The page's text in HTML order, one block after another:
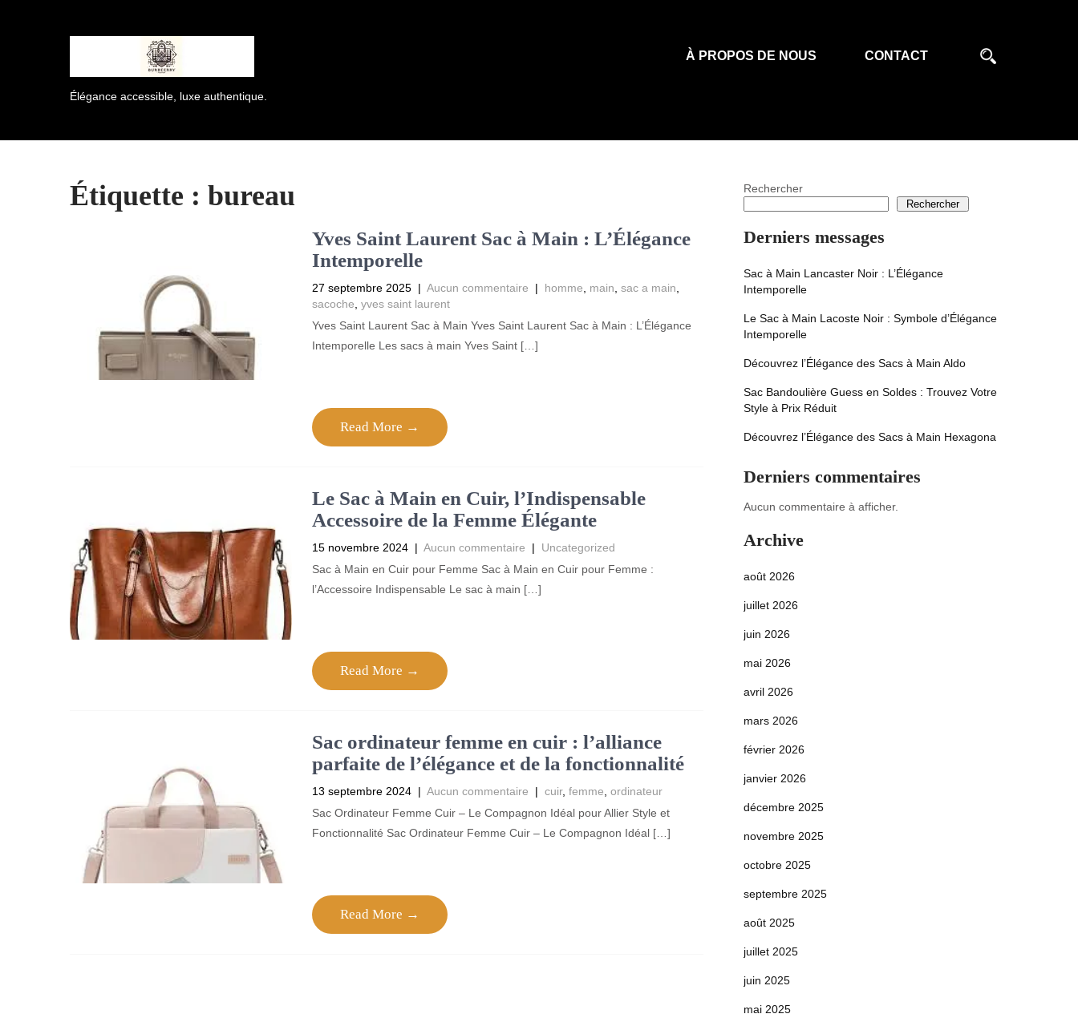
Élégance accessible, luxe authentique.
À PROPOS DE NOUS CONTACT
Étiquette : bureau
Yves Saint Laurent Sac à Main : L’Élégance
Intemporelle
27 septembre 2025 | Aucun commentaire | homme main sac a main
sacoche yves saint laurent
Yves Saint Laurent Sac à Main Yves Saint Laurent Sac à Main : L’Élégance
Intemporelle Les sacs à main Yves Saint […]
Read More →
Le Sac à Main en Cuir, l’Indispensable
Accessoire de la Femme Élégante
15 novembre 2024 | Aucun commentaire | Uncategorized
Sac à Main en Cuir pour Femme Sac à Main en Cuir pour Femme :
l’Accessoire Indispensable Le sac à main […]
Read More →
Sac ordinateur femme en cuir : l’alliance
parfaite de l’élégance et de la fonctionnalité
13 septembre 2024 | Aucun commentaire | cuir, femme ordinateur
Sac Ordinateur Femme Cuir – Le Compagnon Idéal pour Allier Style et
Fonctionnalité Sac Ordinateur Femme Cuir – Le Compagnon Idéal […]
Read More →
Rechercher
Rechercher
Derniers messages
Sac à Main Lancaster Noir : L’Élégance
Intemporelle
Le Sac à Main Lacoste Noir : Symbole d’Élégance
Intemporelle
Découvrez l’Élégance des Sacs à Main Aldo
Sac Bandoulière Guess en Soldes : Trouvez Votre
Style à Prix Réduit
Découvrez l’Élégance des Sacs à Main Hexagona
Derniers commentaires
Aucun commentaire à afficher.
Archive
août 2026
juillet 2026
juin 2026
mai 2026
avril 2026
mars 2026
février 2026
janvier 2026
décembre 2025
novembre 2025
octobre 2025
septembre 2025
août 2025
juillet 2025
juin 2025
mai 2025